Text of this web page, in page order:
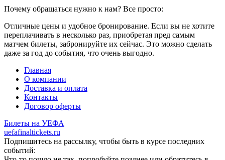
Почему обращаться нужно к нам? Все просто:
Отличные цены и удобное бронирование. Если вы не хотите
переплачивать в несколько раз, приобретая пред самым
матчем билеты, забронируйте их сейчас. Это можно сделать
даже за год до события, что очень выгодно.
Главная
О компании
Доставка и оплата
Контакты
Договор оферты
Билеты на УЕФА
uefafinaltickets.ru
Подпишитесь на рассылку, чтобы быть в курсе последних
событий: